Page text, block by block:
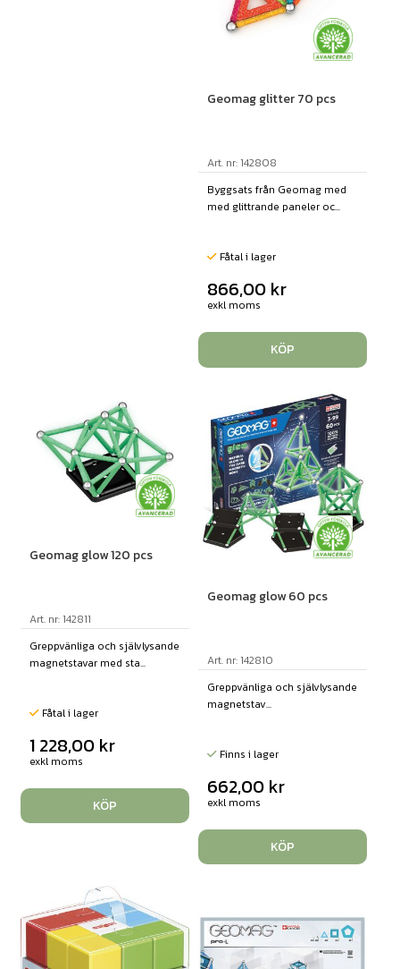
Geomag glitter 70 pcs
Art. nr: 142808
Byggsats från Geomag med
med glittrande paneler oc...
Fåtal i lager
866,00 kr
exkl moms
KÖP
Geomag glow 120 pcs
Art. nr: 142811
Greppvänliga och självlysande
magnetstavar med sta...
Fåtal i lager
1 228,00 kr
exkl moms
KÖP
Geomag glow 60 pcs
Art. nr: 142810
Greppvänliga och självlysande
magnetstav...
Finns i lager
662,00 kr
exkl moms
KÖP